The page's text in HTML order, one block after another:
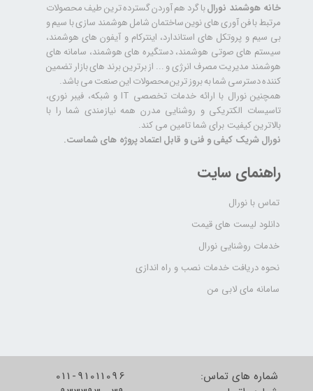
راهنمای سایت
تماس با نورال
دانلود لیست های قیمت
خدمات روشنایی نورال
نحوه دریافت خدمات نصب و راه اندازی
سامانه مای لابی من
خانه هوشمند نورالبا گرد هم آوردن گسترده ترین طیف محصولات
مرتبط با فن آوری های نوین ساختمان شامل هوشمند سازی با سیم و
بی سیم و پروتکل های استاندارد، اینترکام و آیفون های هوشمند،
سیستم های صوتی هوشمند، دستگیره های هوشمند، سامانه های
هوشمند مدیریت مصرف انرژی و ... از برترین برند های بازار تضمین
کننده دسترسی شما به بروز ترین محصولات این صنعت می باشد.
همچنین نورال با ارائه خدمات تخصصی IT و شبکه، فیبر نوری،
تاسیسات الکتریکی و روشنایی مدرن همه نیازمندی شما را با
بالاترین کیفیت برای شما تامین می کند.
نورال شریک کیفی و فنی و قابل اعتماد پروژه های شماست.
شماره های تماس:
011-91011096